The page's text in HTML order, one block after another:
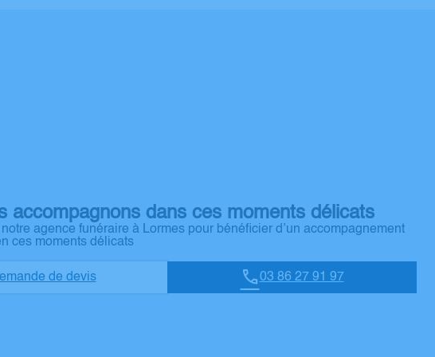
accompagnons dans ces moments délicats
agence funéraire à Lormes pour bénéficier d’un accompagnement
ces moments délicats
de devis 03 86 27 91 97